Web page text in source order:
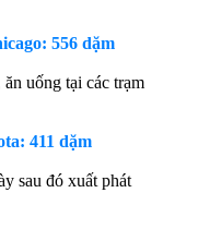
556 dặm
uống tại các trạm
411 dặm
sau đó xuất phát